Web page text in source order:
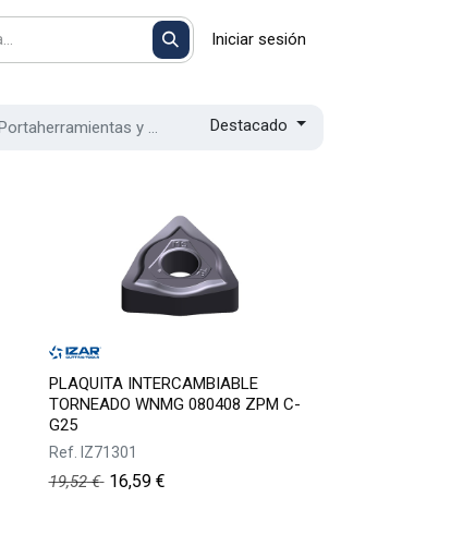
Iniciar sesión
Destacado
PLAQUITA INTERCAMBIABLE
TORNEADO WNMG 080408 ZPM C-
G25
Ref. IZ71301
19,52€ 16,59€